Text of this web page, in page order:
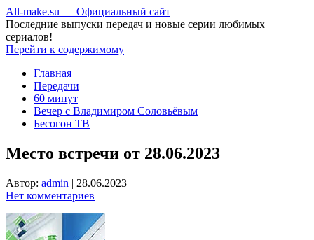
All-make.su — Официальный сайт
Последние выпуски передач и новые серии любимых
сериалов!
Перейти к содержимому
Главная
Передачи
60 минут
Вечер с Владимиром Соловьёвым
Бесогон ТВ
Место встречи от 28.06.2023
Автор: admin | 28.06.2023
Нет комментариев